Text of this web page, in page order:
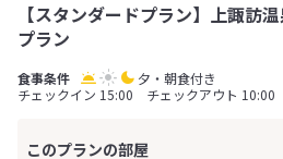
【スタンダードプラン】上諏訪
プラン
夕・朝食付き
チェックイン 15:00 チェックアウト 10:00